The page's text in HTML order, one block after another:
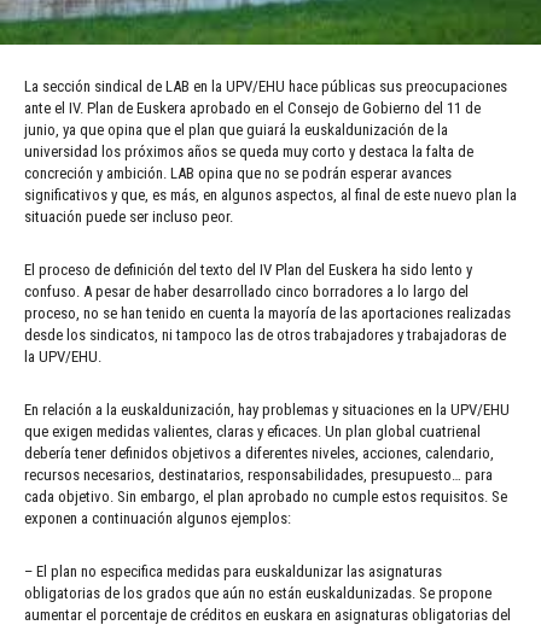
La sección sindical de LAB en la UPV/EHU hace públicas sus preocupaciones
ante el IV. Plan de Euskera aprobado en el Consejo de Gobierno del 11 de
junio, ya que opina que el plan que guiará la euskaldunización de la
universidad los próximos años se queda muy corto y destaca la falta de
concreción y ambición. LAB opina que no se podrán esperar avances
significativos y que, es más, en algunos aspectos, al final de este nuevo plan la
situación puede ser incluso peor.
El proceso de definición del texto del IV Plan del Euskera ha sido lento y
confuso. A pesar de haber desarrollado cinco borradores a lo largo del
proceso, no se han tenido en cuenta la mayoría de las aportaciones realizadas
desde los sindicatos, ni tampoco las de otros trabajadores y trabajadoras de
la UPV/EHU.
En relación a la euskaldunización, hay problemas y situaciones en la UPV/EHU
que exigen medidas valientes, claras y eficaces. Un plan global cuatrienal
debería tener definidos objetivos a diferentes niveles, acciones, calendario,
recursos necesarios, destinatarios, responsabilidades, presupuesto… para
cada objetivo. Sin embargo, el plan aprobado no cumple estos requisitos. Se
exponen a continuación algunos ejemplos:
– El plan no especifica medidas para euskaldunizar las asignaturas
obligatorias de los grados que aún no están euskaldunizadas. Se propone
aumentar el porcentaje de créditos en euskara en asignaturas obligatorias del